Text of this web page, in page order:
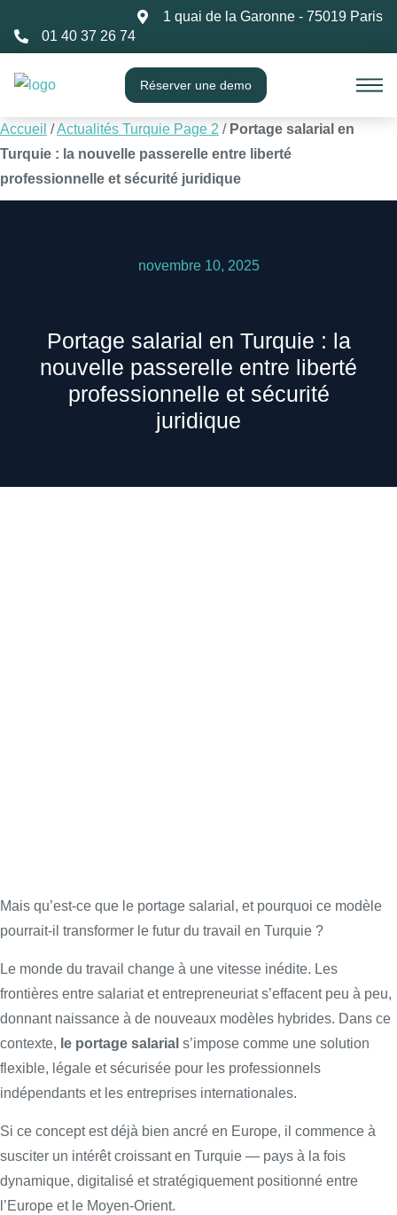
1 quai de la Garonne - 75019 Paris
01 40 37 26 74
Réserver une demo
Accueil /Actualités Turquie Page 2 / Portage salarial en
Turquie : la nouvelle passerelle entre liberté
professionnelle et sécurité juridique
novembre 10, 2025
Portage salarial en Turquie : la
nouvelle passerelle entre liberté
professionnelle et sécurité
juridique
Mais qu’est-ce que le portage salarial, et pourquoi ce modèle
pourrait-il transformer le futur du travail en Turquie ?
Le monde du travail change à une vitesse inédite. Les
frontières entre salariat et entrepreneuriat s’effacent peu à peu,
donnant naissance à de nouveaux modèles hybrides. Dans ce
contexte, le portage salarial s’impose comme une solution
flexible, légale et sécurisée pour les professionnels
indépendants et les entreprises internationales.
Si ce concept est déjà bien ancré en Europe, il commence à
susciter un intérêt croissant en Turquie — pays à la fois
dynamique, digitalisé et stratégiquement positionné entre
l’Europe et le Moyen-Orient.